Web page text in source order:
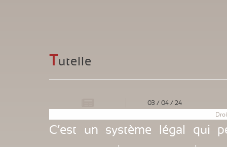
utelle
03 / 04 / 24
C’est un système légal qui